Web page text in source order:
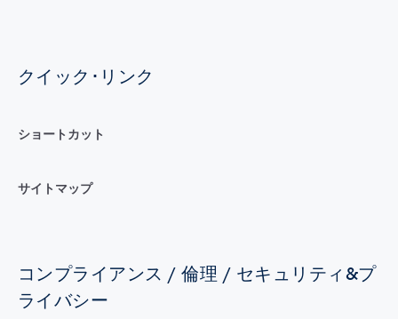
クイック･リンク
ショートカット
サイトマップ
コンプライアンス / 倫理 / セキュリティ&プ
ライバシー